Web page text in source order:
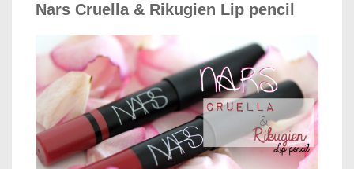
Nars Cruella & Rikugien Lip pencil